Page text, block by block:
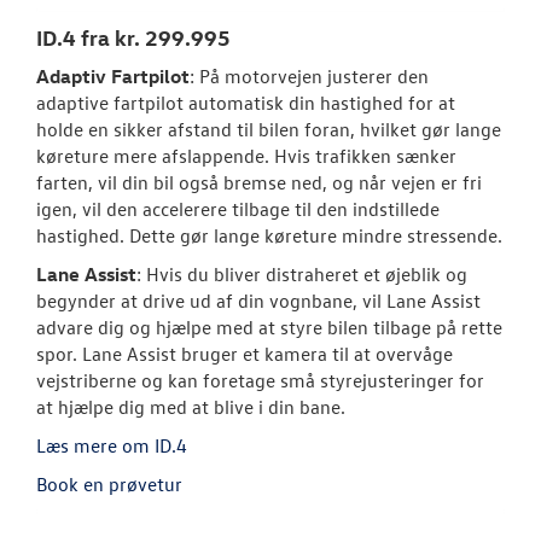
ID.4 fra kr. 299.995
Adaptiv Fartpilot: På motorvejen justerer den
adaptive fartpilot automatisk din hastighed for at
holde en sikker afstand til bilen foran, hvilket gør lange
køreture mere afslappende. Hvis trafikken sænker
farten, vil din bil også bremse ned, og når vejen er fri
igen, vil den accelerere tilbage til den indstillede
hastighed. Dette gør lange køreture mindre stressende.
Lane Assist: Hvis du bliver distraheret et øjeblik og
begynder at drive ud af din vognbane, vil Lane Assist
advare dig og hjælpe med at styre bilen tilbage på rette
spor. Lane Assist bruger et kamera til at overvåge
vejstriberne og kan foretage små styrejusteringer for
at hjælpe dig med at blive i din bane.
Læs mere om ID.4
Book en prøvetur